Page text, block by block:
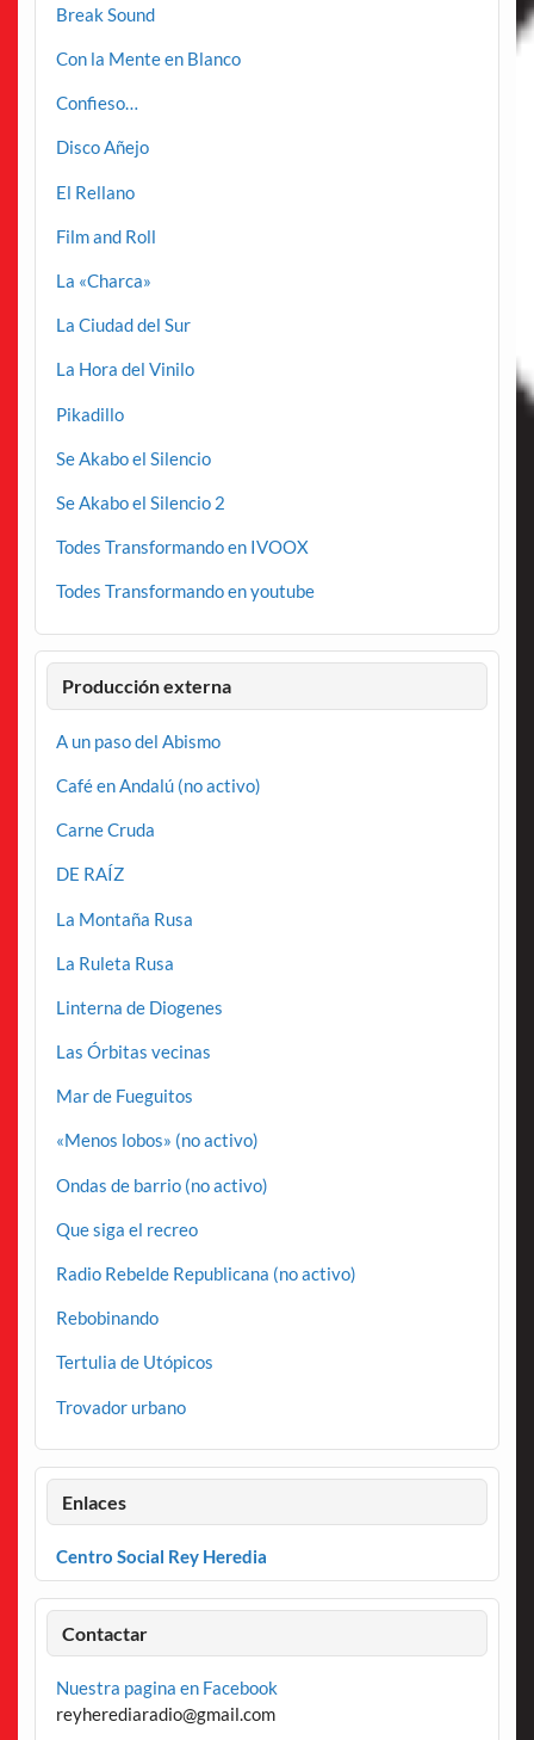
Break Sound
Con la Mente en Blanco
Confieso…
Disco Añejo
El Rellano
Film and Roll
La «Charca»
La Ciudad del Sur
La Hora del Vinilo
Pikadillo
Se Akabo el Silencio
Se Akabo el Silencio 2
Todes Transformando en IVOOX
Todes Transformando en youtube
Producción externa
A un paso del Abismo
Café en Andalú (no activo)
Carne Cruda
DE RAÍZ
La Montaña Rusa
La Ruleta Rusa
Linterna de Diogenes
Las Órbitas vecinas
Mar de Fueguitos
«Menos lobos» (no activo)
Ondas de barrio (no activo)
Que siga el recreo
Radio Rebelde Republicana (no activo)
Rebobinando
Tertulia de Utópicos
Trovador urbano
Enlaces
Centro Social Rey Heredia
Contactar
Nuestra pagina en Facebook
reyherediaradio@gmail.com